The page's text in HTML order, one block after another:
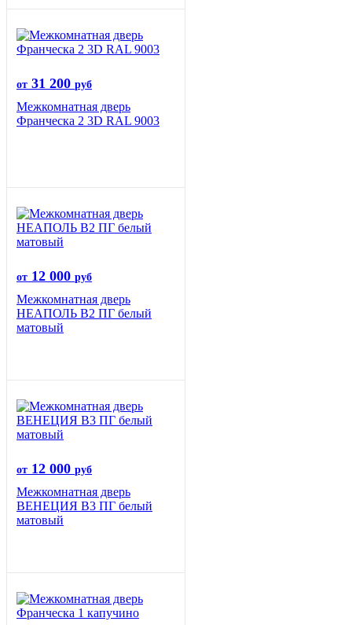
от 31 200 руб
Межкомнатная дверь
Франческа 2 3D RAL 9003
от 12 000 руб
Межкомнатная дверь
НЕАПОЛЬ В2 ПГ белый
матовый
от 12 000 руб
Межкомнатная дверь
ВЕНЕЦИЯ B3 ПГ белый
матовый